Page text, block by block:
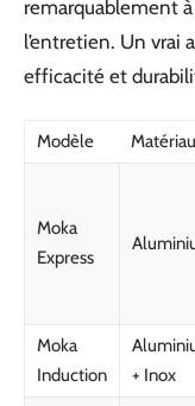
remarquablement
l’entretien. Un vrai
efficacité et
Modèle Matériau
Moka
Express
Moka
Induction
+ Inox